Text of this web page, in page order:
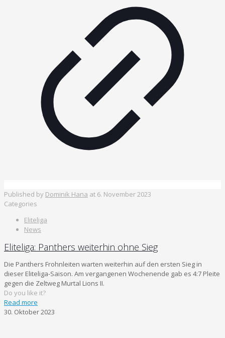
Published by Dominik Hana at 6. November 2023
Categories
Eliteliga
News
Eliteliga: Panthers weiterhin ohne Sieg
Die Panthers Frohnleiten warten weiterhin auf den ersten Sieg in
dieser Eliteliga-Saison. Am vergangenen Wochenende gab es 4:7 Pleite
gegen die Zeltweg Murtal Lions II.
Do you like it?
Read more
30. Oktober 2023